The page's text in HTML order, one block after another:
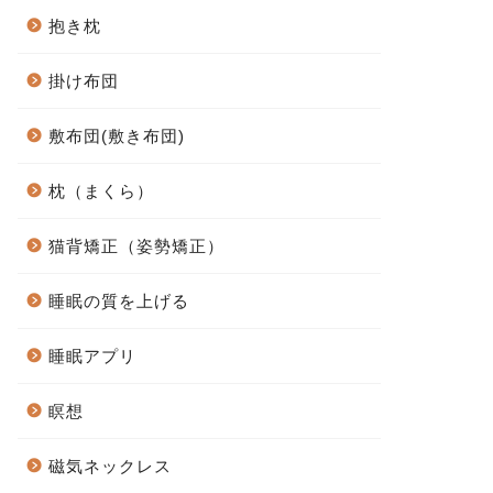
抱き枕
掛け布団
敷布団(敷き布団)
枕（まくら）
猫背矯正（姿勢矯正）
睡眠の質を上げる
睡眠アプリ
瞑想
磁気ネックレス